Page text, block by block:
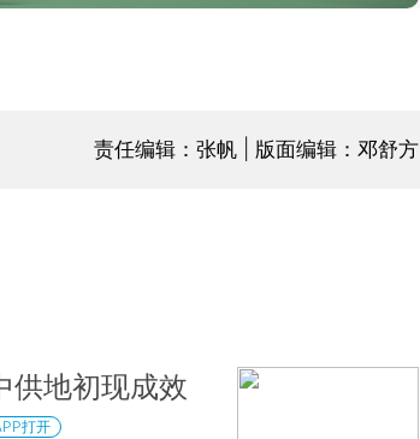
责任编辑：张帆 | 版面编辑：邓舒方
供地初现成效
打开